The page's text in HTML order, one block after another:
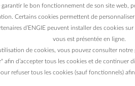
le printemps 2021 a connu des
a eu des conséquences sur vos
garantir le bon fonctionnement de son site web,
Certains cookies permettent de
d’ENGIE peuvent installer des cookies
vous est présentée en ligne.
de cookies, vous pouvez consulter
afin d’accepter tous les cookies et de continuer
refuser tous les cookies (sauf fonctionnels) afin